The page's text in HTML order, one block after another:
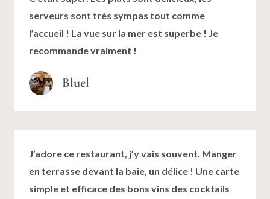
serveurs sont très sympas tout comme
l’accueil ! La vue sur la mer est superbe ! Je
recommande vraiment !
Bluel
J’adore ce restaurant, j’y vais souvent. Manger
en terrasse devant la baie, un délice ! Une carte
simple et efficace des bons vins des cocktails